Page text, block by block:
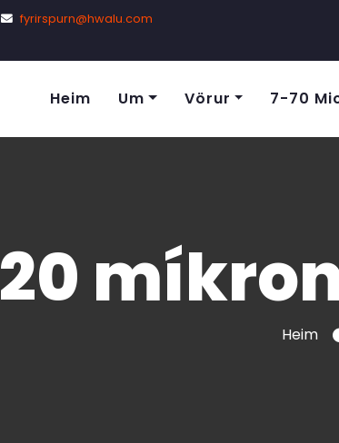
fyrirspurn@hwalu.com
Heim Um Vörur 7-70
20
Heim